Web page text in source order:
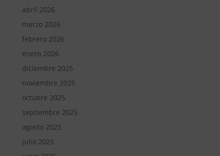
abril 2026
marzo 2026
febrero 2026
enero 2026
diciembre 2025
noviembre 2025
octubre 2025
septiembre 2025
agosto 2025
julio 2025